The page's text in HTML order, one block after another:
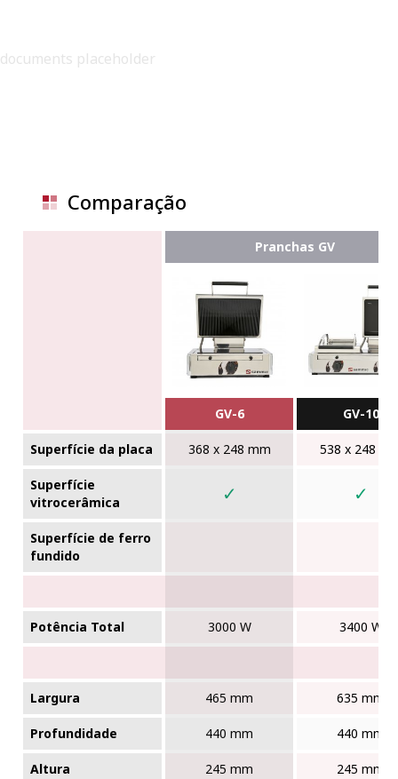
documents placeholder
Comparação
Pranchas GV
GV-6 GV-10
Superfície da placa 368 x 248 mm 538 x 248
Superfície
vitrocerâmica
✓ ✓
Superfície de ferro
fundido
Potência Total 3000 W 3400 W
Largura 465 mm 635 mm
Profundidade 440 mm 440 mm
Altura 245 mm 245 mm